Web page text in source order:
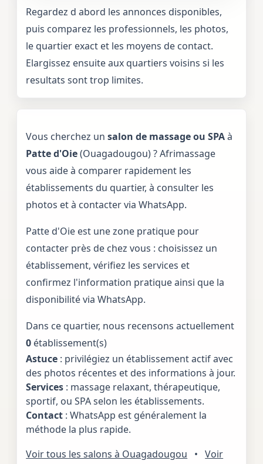
Regardez d abord les annonces disponibles,
puis comparez les professionnels, les photos,
le quartier exact et les moyens de contact.
Elargissez ensuite aux quartiers voisins si les
resultats sont trop limites.
Vous cherchez unsalon de massage ou SPAà
Patte d'Oie(Ouagadougou) ? Afrimassage
vous aide à comparer rapidement les
établissements du quartier, à consulter les
photos et à contacter via WhatsApp.
Patte d'Oie est une zone pratique pour
contacter près de chez vous : choisissez un
établissement, vérifiez les services et
confirmez l'information pratique ainsi que la
disponibilité via WhatsApp.
Dans ce quartier, nous recensons actuellement
0 établissement(s)
Astuce : privilégiez un établissement actif avec
des photos récentes et des informations à jour.
Services : massage relaxant, thérapeutique,
sportif, ou SPA selon les établissements.
Contact : WhatsApp est généralement la
méthode la plus rapide.
Voir tous les salons à Ouagadougou
• Voir